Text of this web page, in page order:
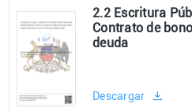
2.2 Escritura
Contrato de
deuda
Descargar